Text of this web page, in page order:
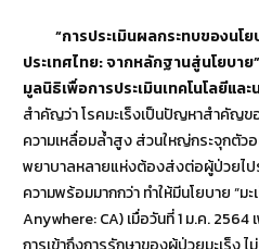
“การประเมินผลกระทบของนโ
ประเทศไทย: จากหลักฐานสู่นโยบาย”
มูลนิธิเพื่อการประเมินเทคโนโลยีแล
สำคัญว่า โรคมะเร็งเป็นปัญหาสำคัญข
ความเหลื่อมล้ำสูง ส่วนใหญ่กระจุกตัว
พยาบาลหลายแห่งต้องส่งต่อผู้ป่วยไป
ความพร้อมมากกว่า ทำให้มีนโยบาย “ม
Anywhere: CA) เมื่อวันที่ 1 ม.ค. 2564